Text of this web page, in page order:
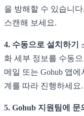
을 방해할 수 있습니
스캔해 보세요.
4. 수동으로 설치하기
화 세부 정보를 수동
메일 또는 Gohub 앱
계를 따라 진행하세요.
5. Gohub 지원팀에 문